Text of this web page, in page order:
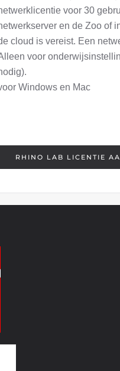
voor 30
en de Zoo of
cloud is vereist. Een
voor
Windows en Mac
RHINO LAB LICENTIE